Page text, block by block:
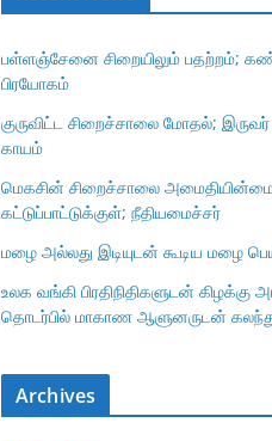
பள்ளஞ்சேனை சிறையிலும் பதற்றம்;
பிரயோகம்
குருவிட்ட சிறைச்சாலை மோதல்; இருவர்
காயம்
மெகசின் சிறைச்சாலை
கட்டுப்பாட்டுக்குள்; நீதியமைச்சர்
மழை அல்லது இடியுடன் கூடிய மழை
உலக வங்கி பிரதிநிதிகளுடன் கிழக்கு
தொடர்பில் மாகாண ஆளுனருடன்
Archives